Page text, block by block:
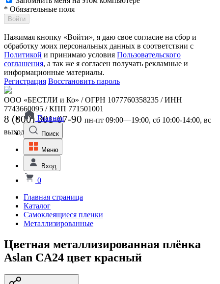
* Обязательные поля
Войти
Нажимая кнопку «Войти», я даю свое согласие на сбор и
обработку моих персональных данных в соответствии с
Политикой и принимаю условия Пользовательского
соглашения, а так же я согласен получать рекламные и
информационные материалы.
Регистрация Восстановить пароль
ООО «БЕСТЛИ и Ко» / ОГРН 1077760358235 / ИНН
7743660095 / КПП 771501001
8 (800) 301-07-90 пн-пт 09:00—19:00, сб 10:00-14:00, вс
выходной
Главная
Поиск
Меню
Вход
0
Главная страница
Каталог
Самоклеящиеся пленки
Металлизированные
Цветная металлизированная плёнка
Aslan CA24 цвет красный